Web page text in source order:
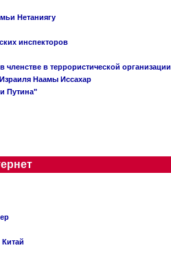
Нетаниягу
инспекторов
в террористической организации
Наамы Иссахар
Путина"